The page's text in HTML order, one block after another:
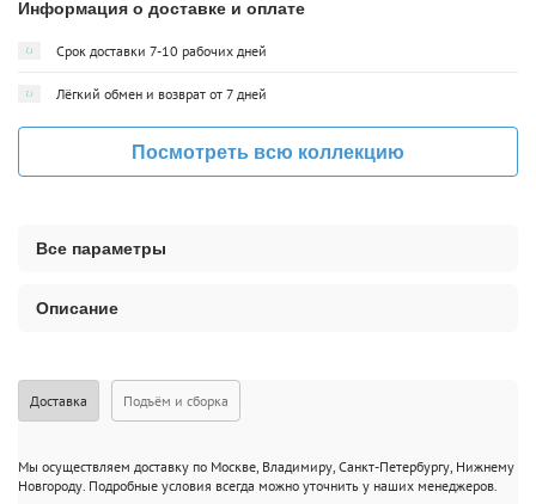
Информация о доставке и оплате
Срок доставки 7-10 рабочих дней
Лёгкий обмен и возврат от 7 дней
Посмотреть всю коллекцию
Все параметры
Описание
Доставка Подъём и сборка
Мы осуществляем доставку по Москве, Владимиру, Санкт-Петербургу, Нижнему
Новгороду. Подробные условия всегда можно уточнить у наших менеджеров.